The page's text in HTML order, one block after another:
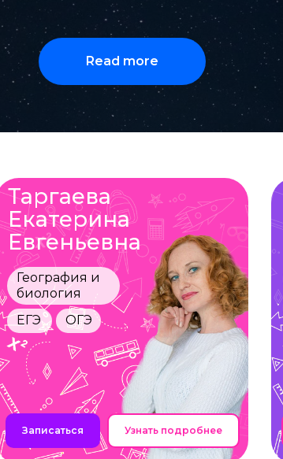
Read more
Таргаева
Екатерина
Евгеньевна
География и
биология
ЕГЭ
Записаться
ОГЭ
Узнать подробнее